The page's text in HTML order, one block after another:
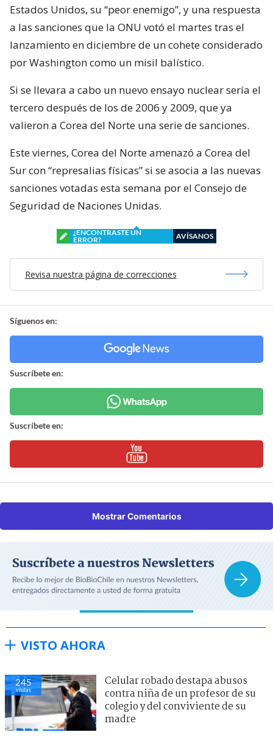
Estados Unidos, su “peor enemigo”, y una respuesta
a las sanciones que la ONU votó el martes tras el
lanzamiento en diciembre de un cohete considerado
por Washington como un misil balístico.
Si se llevara a cabo un nuevo ensayo nuclear sería el
tercero después de los de 2006 y 2009, que ya
valieron a Corea del Norte una serie de sanciones.
Este viernes, Corea del Norte amenazó a Corea del
Sur con “represalias físicas” si se asocia a las nuevas
sanciones votadas esta semana por el Consejo de
Seguridad de Naciones Unidas.
¿ENCONTRASTE UN
ERROR?
AVÍSANOS
Revisa nuestra página de correcciones
Síguenos en:
Suscríbete en:
Suscríbete en:
Mostrar Comentarios
VISTO AHORA
245
visitas
Celular robado destapa abusos
contra niña de un profesor de su
colegio y del conviviente de su
madre